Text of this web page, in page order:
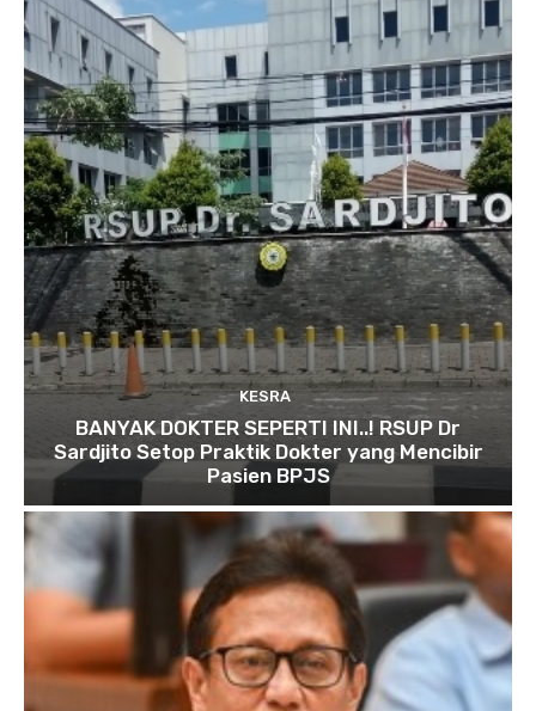
KESRA
BANYAK DOKTER SEPERTI INI..! RSUP Dr
Sardjito Setop Praktik Dokter yang Mencibir
Pasien BPJS